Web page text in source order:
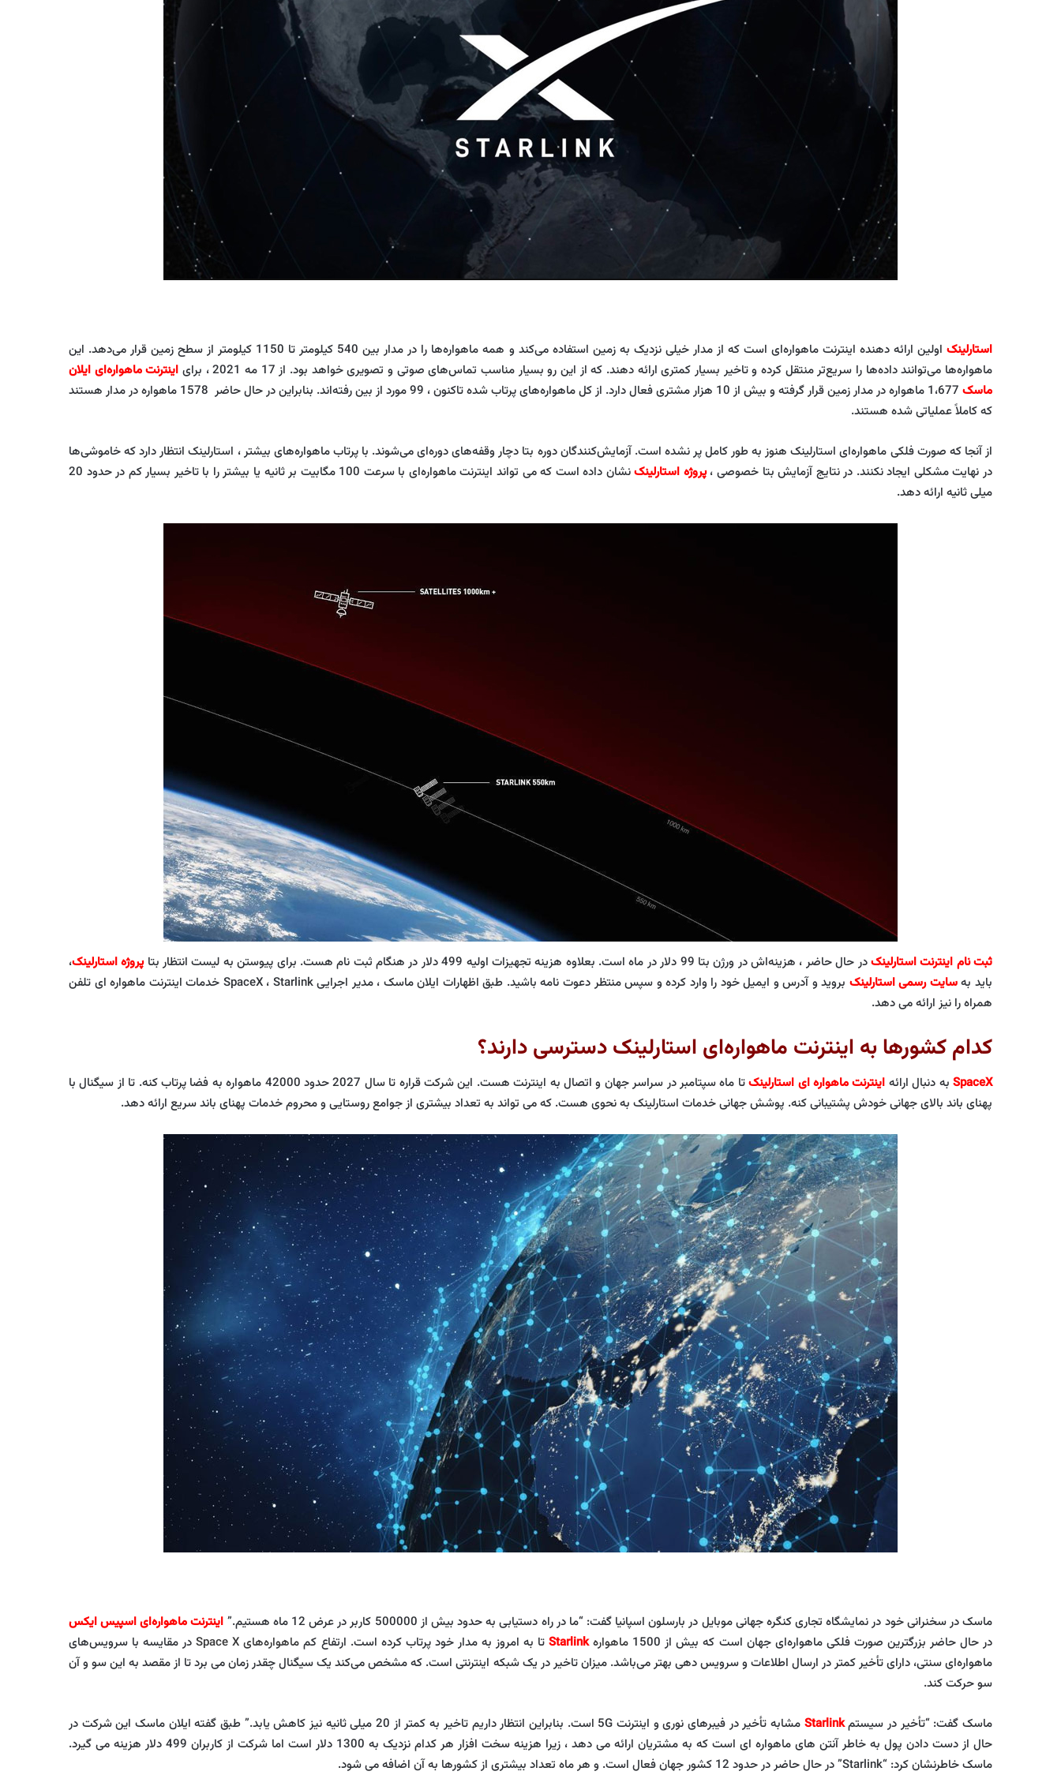
استارلینک
اولین ارائه دهنده اینترنت ماهواره‌ای است که از مدار خیلی نزدیک به زمین استفاده می‌کند و همه ماهواره‌ها را در مدار بین 540 کیلومتر تا 1150 کیلومتر از سطح زمین قرار می‌دهد. این
ماهواره‌ها می‌توانند داده‌ها را سریع‌تر منتقل کرده و تاخیر بسیار کمتری ارائه دهند. که از این رو بسیار مناسب تماس‌های صوتی و تصویری خواهد بود. از 17 مه 2021 ، برای
اینترنت ماهواره‌ای ایلان
ماسک
1،677 ماهواره در مدار زمین قرار گرفته و بیش از 10 هزار مشتری فعال دارد. از کل ماهواره‌های پرتاب شده تاکنون ، 99 مورد از بین رفته‌اند. بنابراین در حال حاضر 1578 ماهواره در مدار هستند
که کاملاً عملیاتی شده هستند.
از آنجا که صورت فلکی ماهواره‌ای استارلینک هنوز به طور کامل پر نشده است. آزمایش‌کنندگان دوره بتا دچار وقفه‌های دوره‌ای می‌شوند. با پرتاب ماهواره‌های بیشتر ، استارلینک انتظار دارد که خاموشی‌ها
در نهایت مشکلی ایجاد نکنند. در نتایج آزمایش بتا خصوصی ،پروژه استارلینک
نشان داده است که می تواند اینترنت ماهواره‌ای با سرعت 100 مگابیت بر ثانیه یا بیشتر را با تاخیر بسیار کم در حدود 20
میلی ثانیه ارائه دهد.
ثبت نام اینترنت استارلینکدر حال حاضر ، هزینه‎‌اش در ورژن بتا 99 دلار در ماه است. بعلاوه هزینه تجهیزات اولیه 499 دلار در هنگام ثبت نام هست. برای پیوستن به لیست انتظار بتا پروژه استارلینک،
باید بهسایت رسمی استارلینک
بروید و آدرس و ایمیل خود را وارد کرده و سپس منتظر دعوت نامه باشید. طبق اظهارات ایلان ماسک ، مدیر اجرایی SpaceX ، Starlink خدمات اینترنت ماهواره ای تلفن
همراه را نیز ارائه می دهد.
کدام کشورها به اینترنت ماهواره‌ای استارلینک دسترسی دارند؟
SpaceXبه دنبال ارائه اینترنت ماهواره ای استارلینک
تا ماه سپتامبر در سراسر جهان و اتصال به اینترنت هست. این شرکت قراره تا سال 2027 حدود 42000 ماهواره به فضا پرتاب کنه. تا از سیگنال با
پهنای باند بالای جهانی خودش پشتیبانی کنه. پوشش جهانی خدمات استارلینک به نحوی هست. که می تواند به تعداد بیشتری از جوامع روستایی و محروم خدمات پهنای باند سریع ارائه دهد.
ماسک در سخنرانی خود در نمایشگاه تجاری کنگره جهانی موبایل در بارسلون اسپانیا گفت: “ما در راه دستیابی به حدود بیش از 500000 کاربر در عرض 12 ماه هستیم.”
اینترنت ماهواره‌ای اسپیس ایکس
در حال حاضر بزرگترین صورت فلکی ماهواره‌ای جهان است که بیش از 1500
ماهوارهStarlink تا به امروز به مدار خود پرتاب کرده است. ارتفاع کم ماهواره‌های Space X
در مقایسه با سرویس‌های
ماهواره‌ای سنتی، دارای تأخیر کمتر در ارسال اطلاعات و سرویس دهی بهتر می‌باشد. میزان تاخیر در یک شبکه اینترنتی است. که مشخص می‌کند یک سیگنال چقدر زمان می برد تا از مقصد به این سو و آن
سو حرکت کند.
ماسک گفت: “تأخیر در سیستمStarlink
مشابه تأخیر در فیبرهای نوری و اینترنت 5G است. بنابراین انتظار داریم تاخیر به کمتر از 20 میلی ثانیه نیز کاهش یابد.” طبق گفته ایلان ماسک این شرکت در
حال از دست دادن پول به خاطر آنتن های ماهواره ای است که به مشتریان ارائه می دهد ، زیرا هزینه سخت افزار هر کدام نزدیک به 1300 دلار است اما شرکت از کاربران 499 دلار هزینه می گیرد.
ماسک خاطرنشان کرد: “Starlink” در حال حاضر در حدود 12 کشور جهان فعال است. و هر ماه تعداد بیشتری از کشورها به آن اضافه می شود.